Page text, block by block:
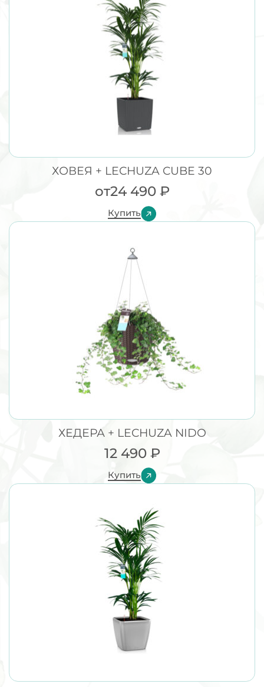
ХОВЕЯ + LECHUZA CUBE 30
от24 490 ₽
Купить
ХЕДЕРА + LECHUZA NIDO
12 490 ₽
Купить